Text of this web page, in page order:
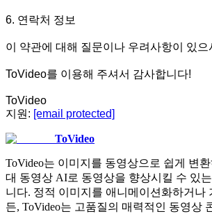
6. 연락처 정보
이 약관에 대해 질문이나 우려사항이 있으
ToVideo를 이용해 주셔서 감사합니다!
ToVideo
지원: [email protected]
ToVideo
ToVideo는 이미지를 동영상으로 쉽게 변
대 동영상 AI로 동영상을 향상시킬 수 있
니다. 정적 이미지를 애니메이션화하거나
든, ToVideo는 고품질의 매력적인 동영상